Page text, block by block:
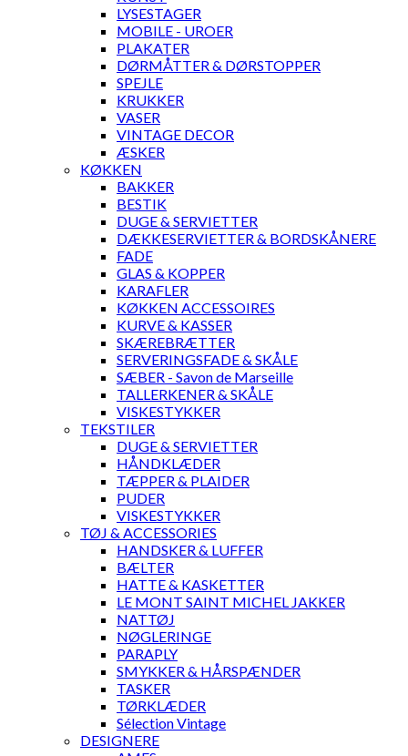
LYSESTAGER
MOBILE - UROER
PLAKATER
DØRMÅTTER & DØRSTOPPER
SPEJLE
KRUKKER
VASER
VINTAGE DECOR
ÆSKER
KØKKEN
BAKKER
BESTIK
DUGE & SERVIETTER
DÆKKESERVIETTER & BORDSKÅNERE
FADE
GLAS & KOPPER
KARAFLER
KØKKEN ACCESSOIRES
KURVE & KASSER
SKÆREBRÆTTER
SERVERINGSFADE & SKÅLE
SÆBER - Savon de Marseille
TALLERKENER & SKÅLE
VISKESTYKKER
TEKSTILER
DUGE & SERVIETTER
HÅNDKLÆDER
TÆPPER & PLAIDER
PUDER
VISKESTYKKER
TØJ & ACCESSORIES
HANDSKER & LUFFER
BÆLTER
HATTE & KASKETTER
LE MONT SAINT MICHEL JAKKER
NATTØJ
NØGLERINGE
PARAPLY
SMYKKER & HÅRSPÆNDER
TASKER
TØRKLÆDER
Sélection Vintage
DESIGNERE